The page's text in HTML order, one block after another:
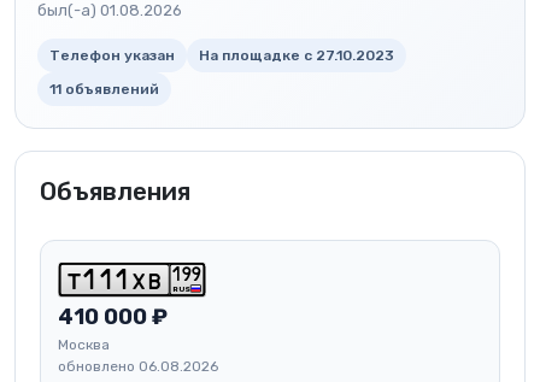
был(-а) 01.08.2026
Телефон указан
На площадке с 27.10.2023
11 объявлений
Объявления
t1 1 1 x b RUS
1 99
410 000 ₽
Москва
обновлено 06.08.2026